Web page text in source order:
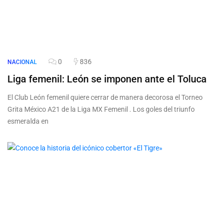
NACIONAL 0 836
Liga femenil: León se imponen ante el Toluca
El Club León femenil quiere cerrar de manera decorosa el Torneo
Grita México A21 de la Liga MX Femenil . Los goles del triunfo
esmeralda en